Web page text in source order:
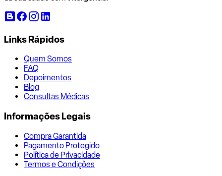
Links Rápidos
Quem Somos
FAQ
Depoimentos
Blog
Consultas Médicas
Informações Legais
Compra Garantida
Pagamento Protegido
Política de Privacidade
Termos e Condições